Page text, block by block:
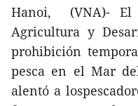
Hanoi, (VNA)- El
Agricultura y
prohibición
pesca en el Mar
alentó a